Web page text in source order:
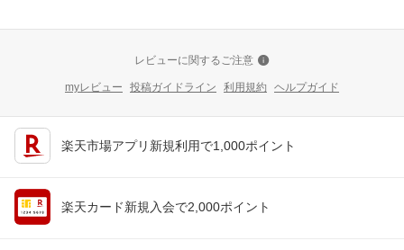
レビューに関するご注意
myレビュー 投稿ガイドライン 利用規約 ヘルプガイド
楽天市場アプリ新規利用で1,000ポイント
楽天カード新規入会で2,000ポイント